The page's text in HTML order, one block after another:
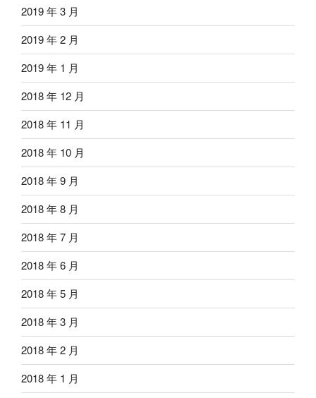
2019 年 3 月
2019 年 2 月
2019 年 1 月
2018 年 12 月
2018 年 11 月
2018 年 10 月
2018 年 9 月
2018 年 8 月
2018 年 7 月
2018 年 6 月
2018 年 5 月
2018 年 3 月
2018 年 2 月
2018 年 1 月